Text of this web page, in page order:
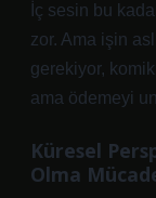
İç sesin bu
zor. Ama işin
gerekiyor,
ama ödemeyi
Küresel
Olma